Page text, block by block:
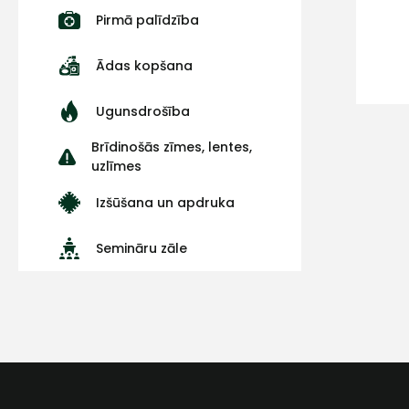
Pirmā palīdzība
Ādas kopšana
Ugunsdrošība
Brīdinošās zīmes, lentes,
uzlīmes
Izšūšana un apdruka
Semināru zāle